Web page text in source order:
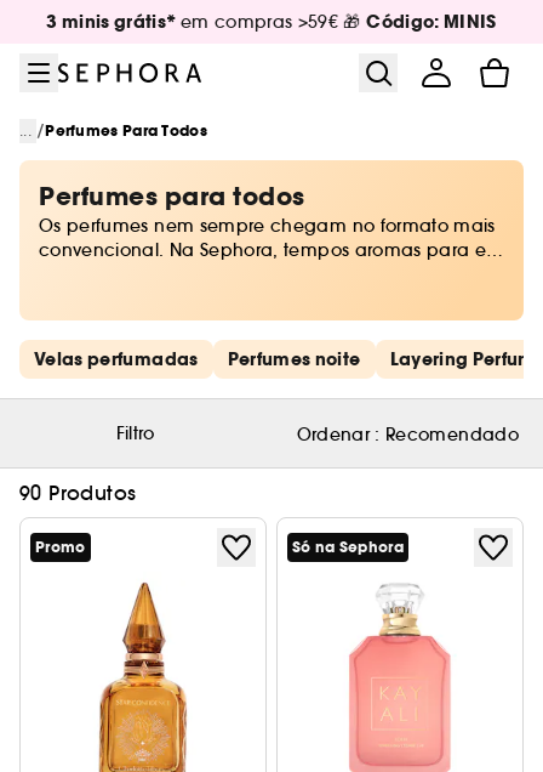
Ir para o menu
Ir para o conteúdo principal
Ir para o rodapé
3 minis grátis* em compras >59€ 🎁Código: MINIS
... /Perfumes Para Todos
Perfumes para todos
Os perfumes nem sempre chegam no formato mais
convencional. Na Sephora, tempos aromas para ele
momento que passa que construímos as nossas
memórias olfativas.
Saltar os links rápidos
Velas perfumadas Perfumes noite Layering
Filtro Ordenar : Recomendado
90 Produtos
Promo Só na Sephora